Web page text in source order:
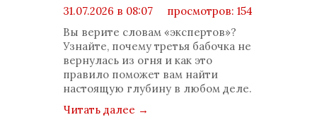
31.07.2026 в 08:07
просмотров: 154
Вы верите словам «экспертов»?
Узнайте, почему третья бабочка не
вернулась из огня и как это
правило поможет вам найти
настоящую глубину в любом деле.
Читать далее →